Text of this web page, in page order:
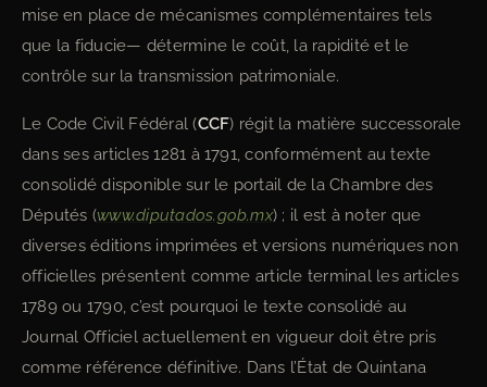
mise en place de mécanismes complémentaires tels
que la fiducie— détermine le coût, la rapidité et le
contrôle sur la transmission patrimoniale.
Le Code Civil Fédéral (CCF) régit la matière successorale
dans ses articles 1281 à 1791, conformément au texte
consolidé disponible sur le portail de la Chambre des
Députés (www.diputados.gob.mx) ; il est à noter que
diverses éditions imprimées et versions numériques non
officielles présentent comme article terminal les articles
1789 ou 1790, c’est pourquoi le texte consolidé au
Journal Officiel actuellement en vigueur doit être pris
comme référence définitive. Dans l’État de Quintana